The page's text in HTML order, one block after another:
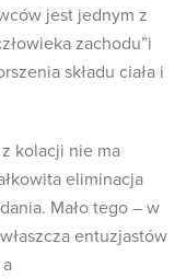
jest jednym z
zachodu”i
składu ciała i
kolacji nie ma
eliminacja
Mało tego – w
entuzjastów